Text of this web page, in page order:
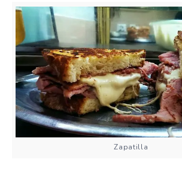
Zapatilla